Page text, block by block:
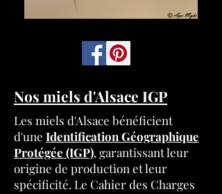
Nos miels d'Alsace IGP
Les miels d'Alsace bénéficient
d'une Identification Géographique
Protégée (IGP),garantissant leur
origine de production et leur
spécificité. Le Cahier des Charges